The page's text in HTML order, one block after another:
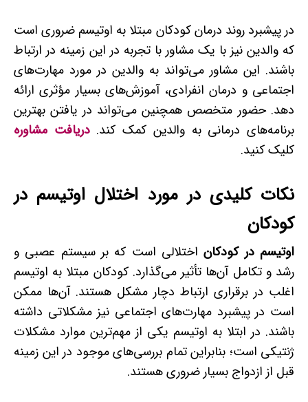
در پیشبرد روند درمان کودکان مبتلا به اوتیسم ضروری است
که والدین نیز با یک مشاور با تجربه در این زمینه در ارتباط
باشند. این مشاور می‌تواند به والدین در مورد مهارت‌های
اجتماعی و درمان انفرادی، آموزش‌های بسیار مؤثری ارائه
دهد. حضور متخصص همچنین می‌تواند در یافتن بهترین
برنامه‌های درمانی به والدین کمک کند.دریافت مشاوره
کلیک کنید.
نکات کلیدی در مورد اختلال اوتیسم در
کودکان
اوتیسم در کودکاناختلالی است که بر سیستم عصبی و
رشد و تکامل آن‌ها تأثیر می‌گذارد. کودکان مبتلا به اوتیسم
اغلب در برقراری ارتباط دچار مشکل هستند. آن‌ها ممکن
است در پیشبرد مهارت‌های اجتماعی نیز مشکلاتی داشته
باشند. در ابتلا به اوتیسم یکی از مهم‌ترین موارد مشکلات
ژنتیکی است؛ بنابراین تمام بررسی‌های موجود در این زمینه
قبل از ازدواج بسیار ضروری هستند.